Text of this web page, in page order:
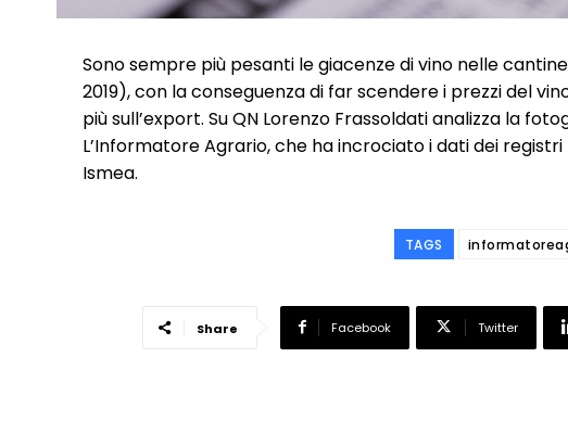
Sono sempre più pesanti le giacenze di vino nelle
2019), con la conseguenza di far scendere i prezzi del
più sull’export. Su QN Lorenzo Frassoldati analizza la
L’Informatore Agrario, che ha incrociato i dati dei
Ismea.
TAGS
Share Facebook Twitter